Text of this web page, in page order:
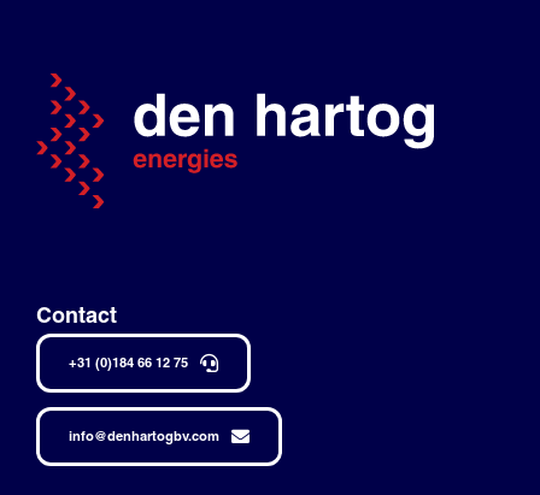
Contact
+31 (0)184 66 12 75
info@denhartogbv.com